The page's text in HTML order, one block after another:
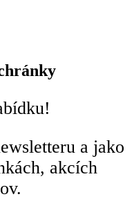
a jako
akcích